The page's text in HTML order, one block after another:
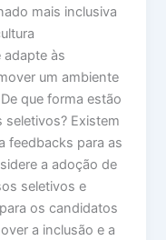
mais inclusiva
adapte às
um ambiente
que forma estão
Existem
feedbacks para as
a adoção de
seletivos e
os candidatos
a inclusão e a